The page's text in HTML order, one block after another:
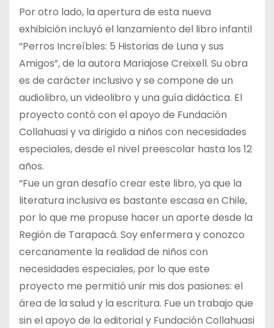
Por otro lado, la apertura de esta nueva
exhibición incluyó el lanzamiento del libro infantil
“Perros Increíbles: 5 Historias de Luna y sus
Amigos”, de la autora Mariajose Creixell. Su obra
es de carácter inclusivo y se compone de un
audiolibro, un videolibro y una guía didáctica. El
proyecto contó con el apoyo de Fundación
Collahuasi y va dirigido a niños con necesidades
especiales, desde el nivel preescolar hasta los 12
años.
“Fue un gran desafío crear este libro, ya que la
literatura inclusiva es bastante escasa en Chile,
por lo que me propuse hacer un aporte desde la
Región de Tarapacá. Soy enfermera y conozco
cercanamente la realidad de niños con
necesidades especiales, por lo que este
proyecto me permitió unir mis dos pasiones: el
área de la salud y la escritura. Fue un trabajo que
sin el apoyo de la editorial y Fundación Collahuasi